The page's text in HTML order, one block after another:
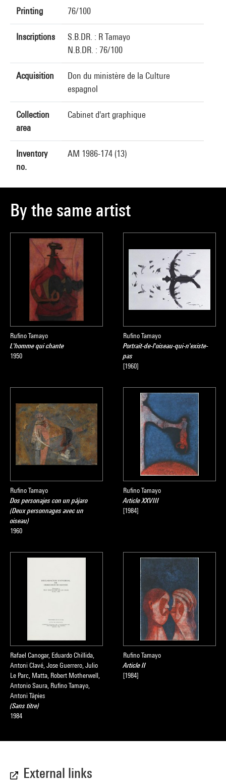
Printing 76/100
Inscriptions
S.B.DR. : R Tamayo
N.B.DR. : 76/100
Acquisition
Don du ministère de la Culture
espagnol
Collection
area
Cabinet d'art graphique
Inventory
no.
AM 1986-174 (13)
By the same artist
Rufino Tamayo
L'homme qui chante
1950
Rufino Tamayo
Portrait-de-l'oiseau-qui-n'existe-
pas
[1960]
Rufino Tamayo
Dos personajes con un pájaro
(Deux personnages avec un
oiseau)
1960
Rufino Tamayo
Article XXVIII
[1984]
Rafael Canogar, Eduardo Chillida,
Antoni Clavé, Jose Guerrero, Julio
Le Parc, Matta, Robert Motherwell,
Antonio Saura, Rufino Tamayo,
Antoni Tàpies
(Sans titre)
1984
Rufino Tamayo
Article II
[1984]
External links